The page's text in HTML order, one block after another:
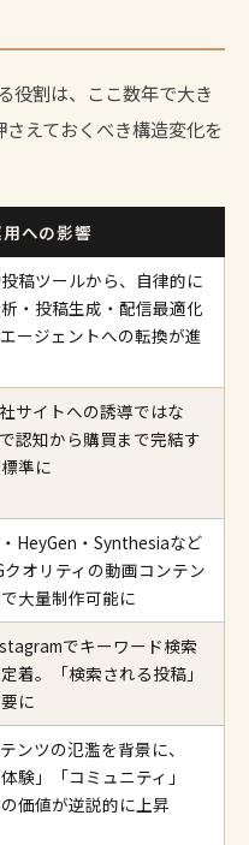
役割は、ここ数年で大き
えておくべき構造変化を
への影響
稿ツールから、自律的に
・投稿生成・配信最適化
ージェントへの転換が進
サイトへの誘導ではな
認知から購買まで完結す
準に
HeyGen・Synthesiaなど
クオリティの動画コンテン
大量制作可能に
でキーワード検索
着。「検索される投稿」
に
ンツの氾濫を背景に、
験」「コミュニティ」
の価値が逆説的に上昇